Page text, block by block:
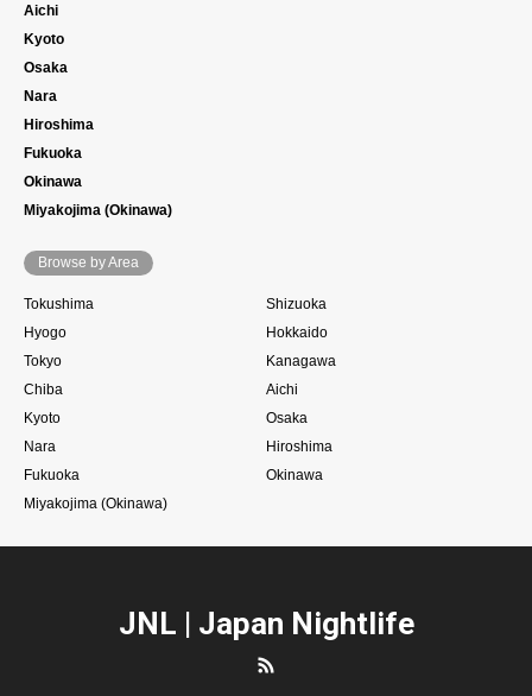
Aichi
Kyoto
Osaka
Nara
Hiroshima
Fukuoka
Okinawa
Miyakojima (Okinawa)
Browse by Area
Tokushima
Shizuoka
Hyogo
Hokkaido
Tokyo
Kanagawa
Chiba
Aichi
Kyoto
Osaka
Nara
Hiroshima
Fukuoka
Okinawa
Miyakojima (Okinawa)
JNL | Japan Nightlife